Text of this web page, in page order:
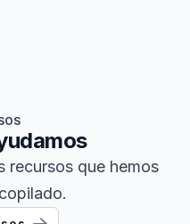
recursos que hemos